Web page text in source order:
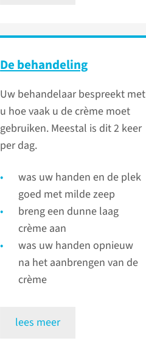
De behandeling
Uw behandelaar bespreekt met
u hoe vaak u de crème moet
gebruiken. Meestal is dit 2 keer
per dag.
was uw handen en de plek
goed met milde zeep
breng een dunne laag
crème aan
was uw handen opnieuw
na het aanbrengen van de
crème
lees meer